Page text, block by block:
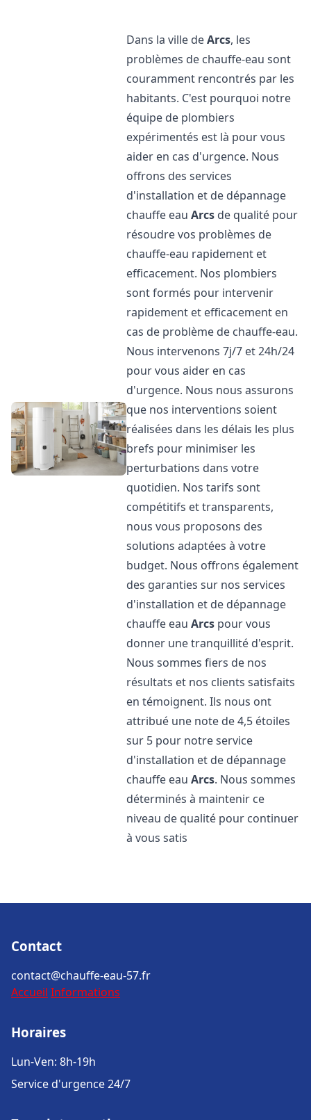
Dans la ville deArcs, les
problèmes de chauffe-eau sont
couramment rencontrés par les
habitants. C'est pourquoi notre
équipe de plombiers
expérimentés est là pour vous
aider en cas d'urgence. Nous
offrons des services
d'installation et de dépannage
chauffe eauArcs de qualité pour
résoudre vos problèmes de
chauffe-eau rapidement et
efficacement. Nos plombiers
sont formés pour intervenir
rapidement et efficacement en
cas de problème de chauffe-eau.
Nous intervenons 7j/7 et 24h/24
pour vous aider en cas
d'urgence. Nous nous assurons
que nos interventions soient
réalisées dans les délais les plus
brefs pour minimiser les
perturbations dans votre
quotidien. Nos tarifs sont
compétitifs et transparents,
nous vous proposons des
solutions adaptées à votre
budget. Nous offrons également
des garanties sur nos services
d'installation et de dépannage
chauffe eauArcs pour vous
donner une tranquillité d'esprit.
Nous sommes fiers de nos
résultats et nos clients satisfaits
en témoignent. Ils nous ont
attribué une note de 4,5 étoiles
sur 5 pour notre service
d'installation et de dépannage
chauffe eauArcs. Nous sommes
déterminés à maintenir ce
niveau de qualité pour continuer
à vous satis
Contact
contact@chauffe-eau-57.fr
Accueil Informations
Horaires
Lun-Ven: 8h-19h
Service d'urgence 24/7